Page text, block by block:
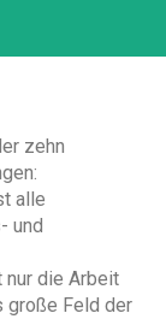
zehn
alle
und
nur die Arbeit
große Feld der